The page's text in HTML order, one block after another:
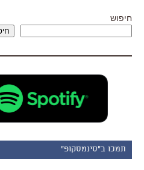
חיפוש
תמכו ב"סינמסקופ"